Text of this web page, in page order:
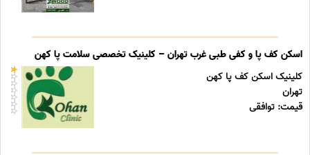
اسکن کف پا و کفی طبی غرب تهران – کلینیک تخصصی سلامت پا کهن
کلینیک اسکن کف پا کهن
تهران
قیمت: توافقی